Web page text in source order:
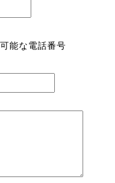
能な電話番号